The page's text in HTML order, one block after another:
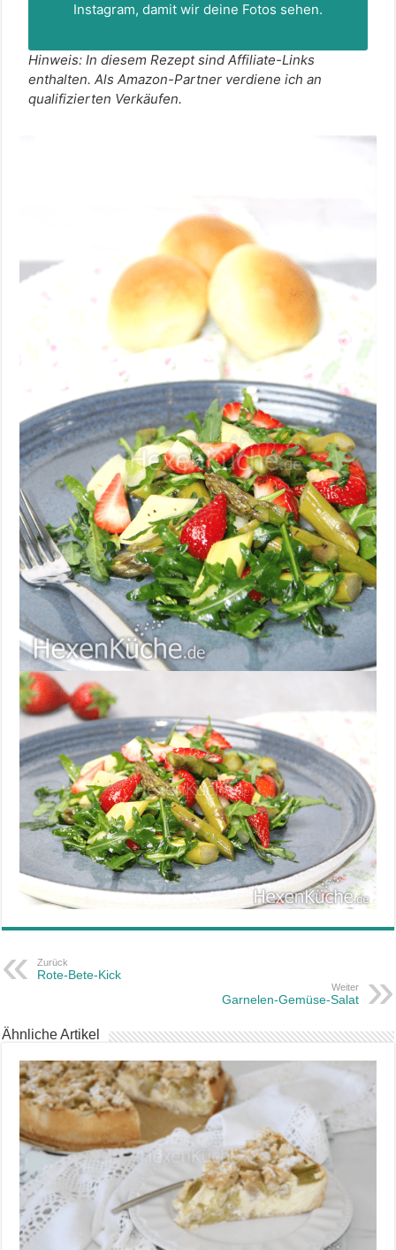
Instagram, damit wir deine Fotos sehen.
Hinweis: In diesem Rezept sind Affiliate-Links
enthalten. Als Amazon-Partner verdiene ich an
qualifizierten Verkäufen.
Zurück
Rote-Bete-Kick
Weiter
Garnelen-Gemüse-Salat
Ähnliche Artikel